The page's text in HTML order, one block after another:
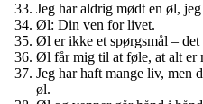
Jeg har aldrig mødt en øl,
Øl: Din ven for livet.
Øl er ikke et spørgsmål – det
Øl får mig til at føle, at alt er
Jeg har haft mange liv, men
øl.